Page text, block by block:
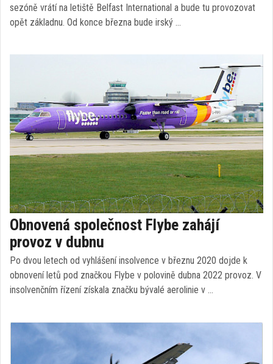
sezóně vrátí na letiště Belfast International a bude tu provozovat
opět základnu. Od konce března bude irský …
Obnovená společnost Flybe zahájí
provoz v dubnu
Po dvou letech od vyhlášení insolvence v březnu 2020 dojde k
obnovení letů pod značkou Flybe v polovině dubna 2022 provoz. V
insolvenčním řízení získala značku bývalé aerolinie v …